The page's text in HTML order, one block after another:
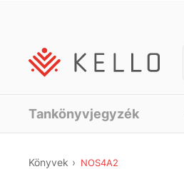
Tankönyvjegyzék
Könyvek NOS4A2